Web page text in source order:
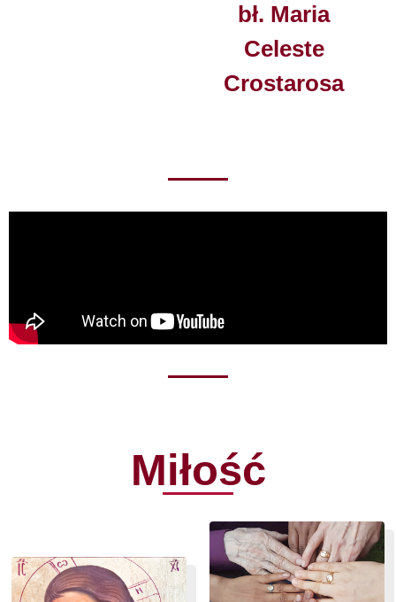
bł. Maria
Celeste
Crostarosa
Miłość